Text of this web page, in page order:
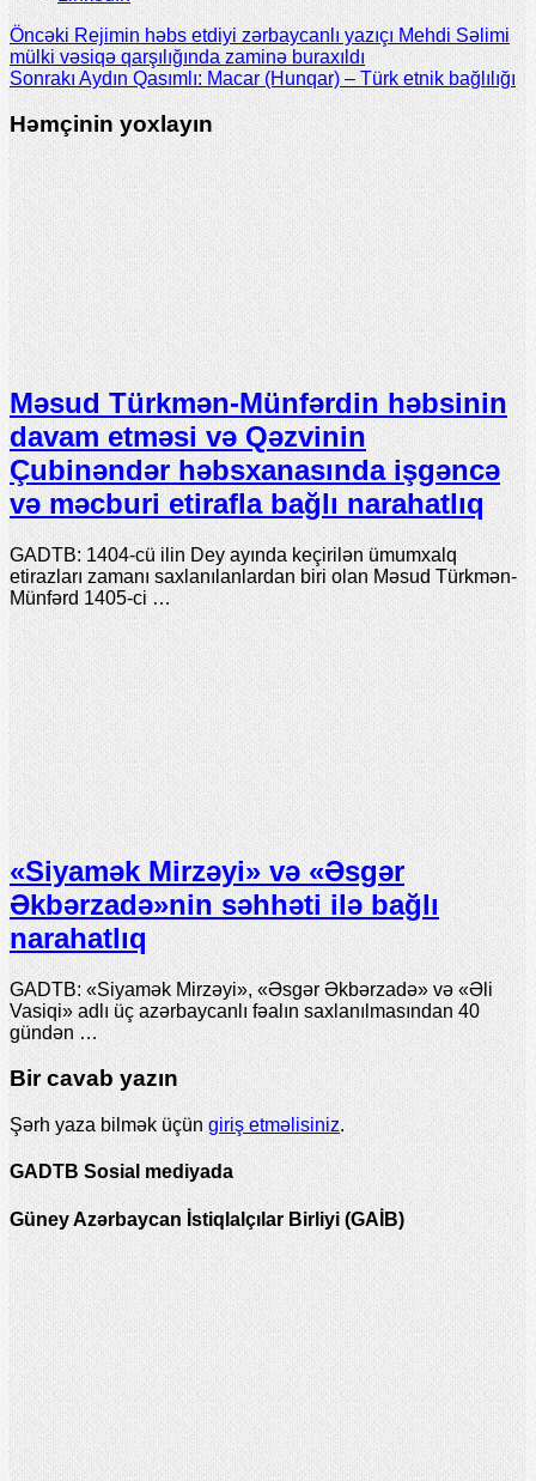
ÖncəkiRejimin həbs etdiyi zərbaycanlı yazıçı Mehdi Səlimi
mülki vəsiqə qarşılığında zaminə buraxıldı
SonrakıAydın Qasımlı: Macar (Hunqar) – Türk еtnik bağlılığı
Həmçinin yoxlayın
Məsud Türkmən-Münfərdin həbsinin
davam etməsi və Qəzvinin
Çubinəndər həbsxanasında işgəncə
və məcburi etirafla bağlı narahatlıq
GADTB: 1404-cü ilin Dey ayında keçirilən ümumxalq
etirazları zamanı saxlanılanlardan biri olan Məsud Türkmən-
Münfərd 1405-ci …
«Siyamək Mirzəyi» və «Əsgər
Əkbərzadə»nin səhhəti ilə bağlı
narahatlıq
GADTB: «Siyamək Mirzəyi», «Əsgər Əkbərzadə» və «Əli
Vasiqi» adlı üç azərbaycanlı fəalın saxlanılmasından 40
gündən …
Bir cavab yazın
Şərh yaza bilmək üçün giriş etməlisiniz.
GADTB Sosial mediyada
Güney Azərbaycan İstiqlalçılar Birliyi (GAİB)